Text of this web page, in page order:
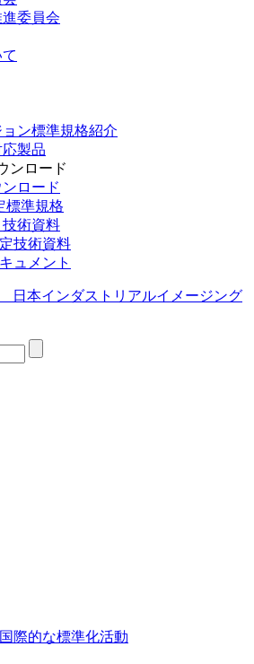
委員会
ン標準規格紹介
製品
ンロード
ロード
標準規格
術資料
技術資料
ュメント
際的な標準化活動